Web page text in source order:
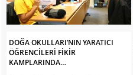
DOĞA OKULLARI’NIN YARATICI
ÖĞRENCİLERİ FİKİR
KAMPLARINDA…